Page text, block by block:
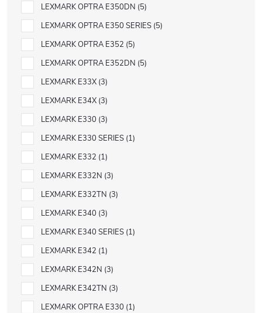
LEXMARK OPTRA E350DN 5
LEXMARK OPTRA E350 SERIES 5
LEXMARK OPTRA E352 5
LEXMARK OPTRA E352DN 5
LEXMARK E33X 3
LEXMARK E34X 3
LEXMARK E330 3
LEXMARK E330 SERIES 1
LEXMARK E332 1
LEXMARK E332N 3
LEXMARK E332TN 3
LEXMARK E340 3
LEXMARK E340 SERIES 1
LEXMARK E342 1
LEXMARK E342N 3
LEXMARK E342TN 3
LEXMARK OPTRA E330 1